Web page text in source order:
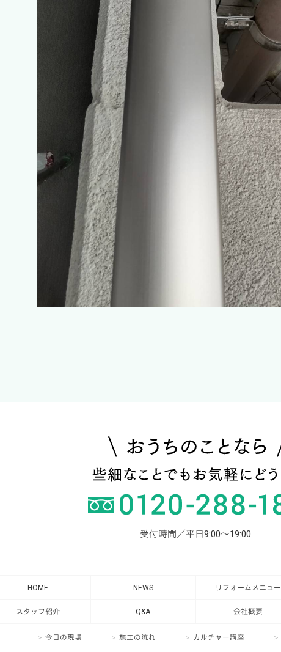
受付時間／平日9:00～19:00
HOME NEWS リフォームメニュー
スタッフ紹介 Q&A 会社概要
今日の現場 施工の流れ カルチャー講座